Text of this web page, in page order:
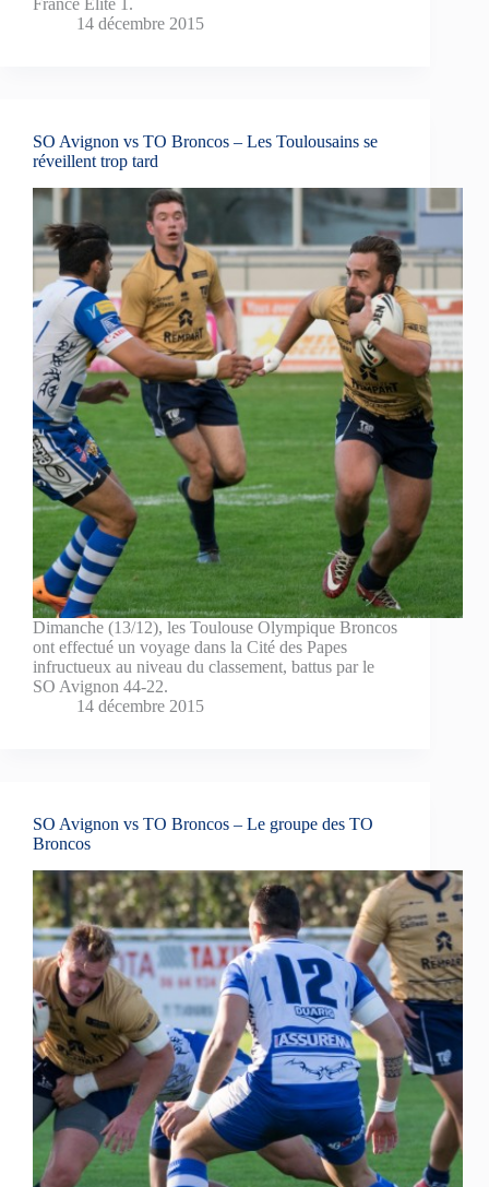
France Elite 1.
14 décembre 2015
SO Avignon vs TO Broncos – Les Toulousains se
réveillent trop tard
Dimanche (13/12), les Toulouse Olympique Broncos
ont effectué un voyage dans la Cité des Papes
infructueux au niveau du classement, battus par le
SO Avignon 44-22.
14 décembre 2015
SO Avignon vs TO Broncos – Le groupe des TO
Broncos